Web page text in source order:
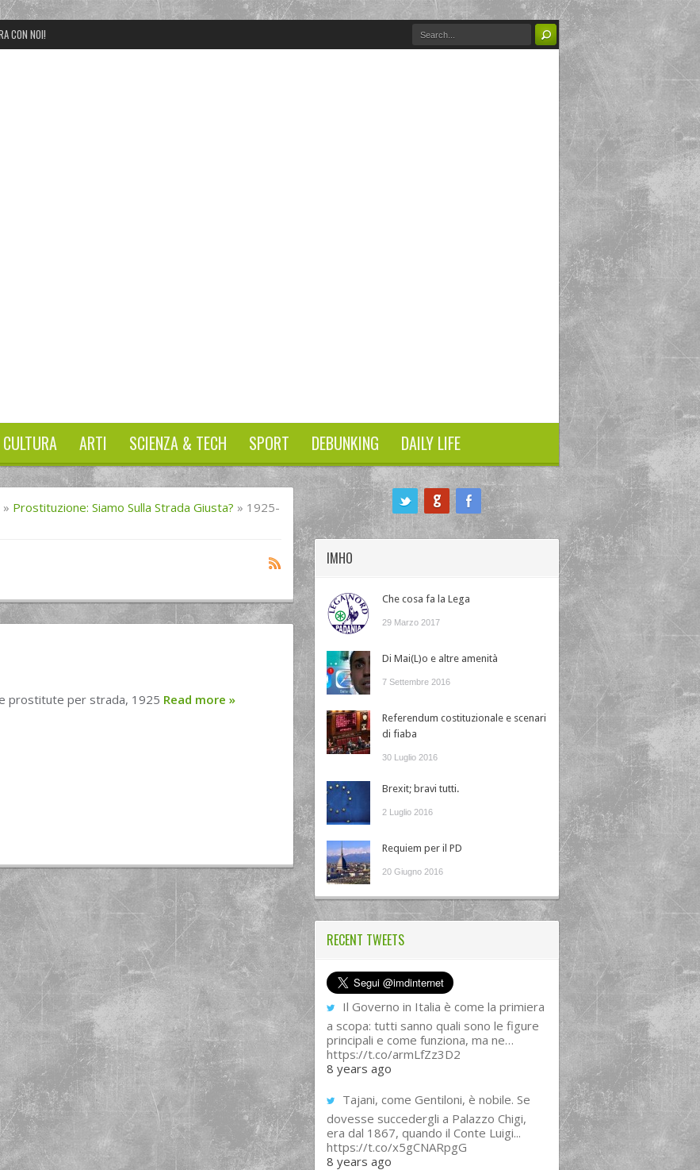
CON NOI!
CULTURA ARTI SCIENZA & TECH SPORT DEBUNKING DAILY LIFE
» Prostituzione: Siamo Sulla Strada Giusta? » 1925-
prostitute per strada, 1925 Read more »
IMHO
Che cosa fa la Lega
29 Marzo 2017
Di Mai(L)o e altre amenità
7 Settembre 2016
Referendum costituzionale e scenari
di fiaba
30 Luglio 2016
Brexit; bravi tutti.
2 Luglio 2016
Requiem per il PD
20 Giugno 2016
RECENT TWEETS
Il Governo in Italia è come la primiera
a scopa: tutti sanno quali sono le figure
principali e come funziona, ma ne…
https://t.co/armLfZz3D2
8 years ago
Tajani, come Gentiloni, è nobile. Se
dovesse succedergli a Palazzo Chigi,
era dal 1867, quando il Conte Luigi...
https://t.co/x5gCNARpgG
8 years ago